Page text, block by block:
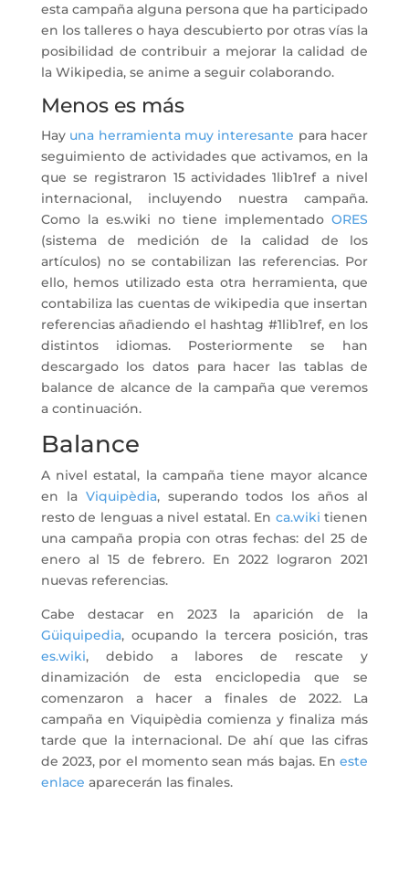
esta campaña alguna persona que ha participado
en los talleres o haya descubierto por otras vías la
posibilidad de contribuir a mejorar la calidad de
la Wikipedia, se anime a seguir colaborando.
Menos es más
Hay una herramienta muy interesante para hacer
seguimiento de actividades que activamos, en la
que se registraron 15 actividades 1lib1ref a nivel
internacional, incluyendo nuestra campaña.
Como la es.wiki no tiene implementadoORES
(sistema de medición de la calidad de los
artículos) no se contabilizan las referencias. Por
ello, hemos utilizado esta otra herramienta, que
contabiliza las cuentas de wikipedia que insertan
referencias añadiendo el hashtag #1lib1ref, en los
distintos idiomas. Posteriormente se han
descargado los datos para hacer las tablas de
balance de alcance de la campaña que veremos
a continuación.
Balance
A nivel estatal, la campaña tiene mayor alcance
en la Viquipèdia, superando todos los años al
resto de lenguas a nivel estatal. En ca.wiki tienen
una campaña propia con otras fechas: del 25 de
enero al 15 de febrero. En 2022 lograron 2021
nuevas referencias.
Cabe destacar en 2023 la aparición de la
Güiquipedia, ocupando la tercera posición, tras
es.wiki, debido a labores de rescate y
dinamización de esta enciclopedia que se
comenzaron a hacer a finales de 2022. La
campaña en Viquipèdia comienza y finaliza más
tarde que la internacional. De ahí que las cifras
de 2023, por el momento sean más bajas. Eneste
enlace aparecerán las finales.